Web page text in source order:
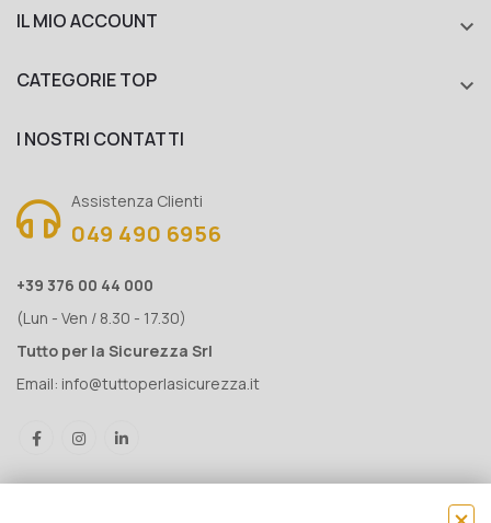
IL MIO ACCOUNT 
CATEGORIE TOP 
I NOSTRI CONTATTI
Assistenza Clienti
049 490 6956
+39 376 00 44 000
(Lun - Ven / 8.30 - 17.30)
Tutto per la Sicurezza Srl
Email: info@tuttoperlasicurezza.it